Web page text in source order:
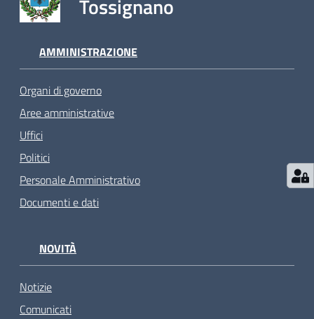
Tossignano
AMMINISTRAZIONE
Organi di governo
Aree amministrative
Uffici
Politici
Personale Amministrativo
Documenti e dati
NOVITÀ
Notizie
Comunicati